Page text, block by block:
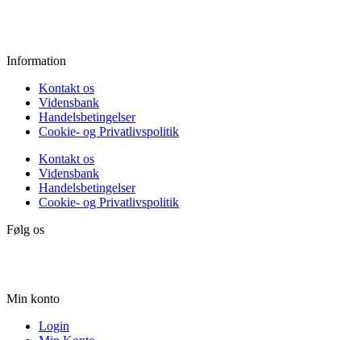
Information
Kontakt os
Vidensbank
Handelsbetingelser
Cookie- og Privatlivspolitik
Kontakt os
Vidensbank
Handelsbetingelser
Cookie- og Privatlivspolitik
Følg os
Min konto
Login